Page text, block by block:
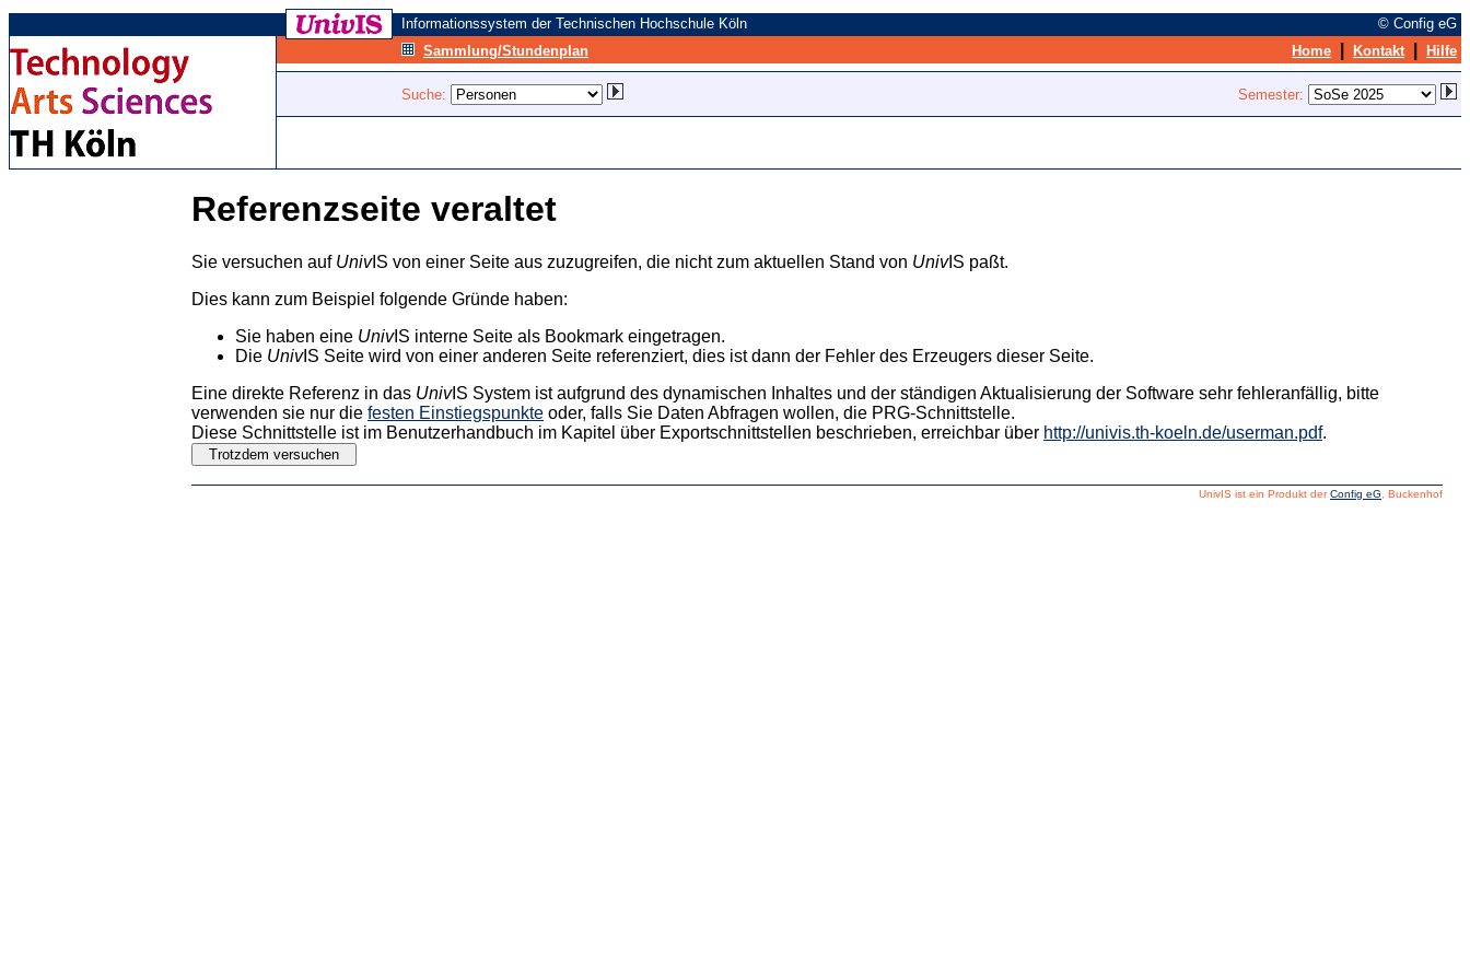
Informationssystem der Technischen Hochschule Köln
© Config eG
Sammlung/Stundenplan
Home Kontakt Hilfe
Suche: Semester:
Referenzseite veraltet
Sie versuchen auf UnivIS von einer Seite aus zuzugreifen, die nicht zum aktuellen Stand von UnivIS paßt.
Dies kann zum Beispiel folgende Gründe haben:
Sie haben eine UnivIS interne Seite als Bookmark eingetragen.
Die UnivIS Seite wird von einer anderen Seite referenziert, dies ist dann der Fehler des Erzeugers dieser Seite.
Eine direkte Referenz in das UnivIS System ist aufgrund des dynamischen Inhaltes und der ständigen Aktualisierung der Software sehr fehleranfällig, bitte
verwenden sie nur die festen Einstiegspunkte oder, falls Sie Daten Abfragen wollen, die PRG-Schnittstelle.
Diese Schnittstelle ist im Benutzerhandbuch im Kapitel über Exportschnittstellen beschrieben, erreichbar über http://univis.th-koeln.de/userman.pdf.
UnivIS ist ein Produkt derConfig eG , Buckenhof